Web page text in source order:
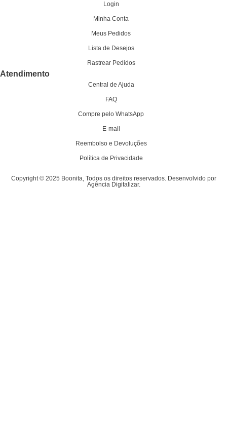
Login
Minha Conta
Meus Pedidos
Lista de Desejos
Rastrear Pedidos
Atendimento
Central de Ajuda
FAQ
Compre pelo WhatsApp
E-mail
Reembolso e Devoluções
Política de Privacidade
Copyright © 2025 Boonita, Todos os direitos reservados. Desenvolvido por
Agência Digitalizar.